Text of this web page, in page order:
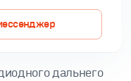
дальнего